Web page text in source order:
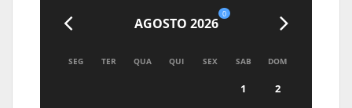
AGOSTO 2026
0
SEG TER QUA QUI SEX SAB DOM
1
2